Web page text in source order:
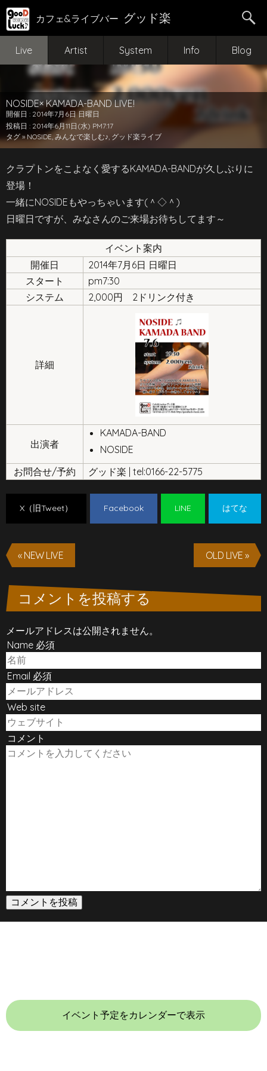
カフェ&ライブバー グッド楽
Live Artist System Info Blog
NOSIDE× KAMADA-BAND LIVE!
開催日 : 2014年7月6日 日曜日
投稿日 : 2014年6月11日(水) PM7:17
タグ »NOSIDE, みんなで楽しむ♪, グッド楽ライブ
クラプトンをこよなく愛するKAMADA-BANDが久しぶりに
登場！
一緒にNOSIDEもやっちゃいます(＾◇＾)
日曜日ですが、みなさんのご来場お待ちしてます～
イベント案内
開催日
2014年7月6日 日曜日
スタート
pm7:30
システム
2,000円 2ドリンク付き
詳細
出演者
KAMADA-BAND
NOSIDE
お問合せ/予約
グッド楽 | tel:0166-22-5775
X（旧Tweet） Facebook LINE はてな
« NEW LIVE OLD LIVE »
コメントを投稿する
メールアドレスは公開されません。
Name 必須
Email 必須
Web site
コメント
イベント予定をカレンダーで表示